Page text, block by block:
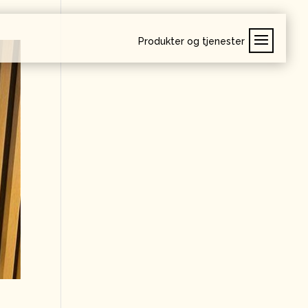
Produkter og tjenester